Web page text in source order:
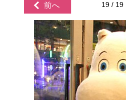
前へ 19 / 19